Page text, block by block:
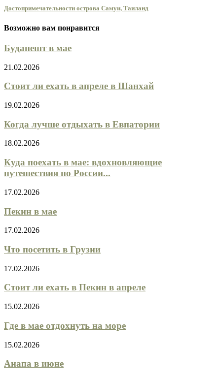
Достопримечательности острова Самуи, Таиланд
Возможно вам понравится
Будапешт в мае
21.02.2026
Стоит ли ехать в апреле в Шанхай
19.02.2026
Когда лучше отдыхать в Евпатории
18.02.2026
Куда поехать в мае: вдохновляющие
путешествия по России...
17.02.2026
Пекин в мае
17.02.2026
Что посетить в Грузии
17.02.2026
Стоит ли ехать в Пекин в апреле
15.02.2026
Где в мае отдохнуть на море
15.02.2026
Анапа в июне